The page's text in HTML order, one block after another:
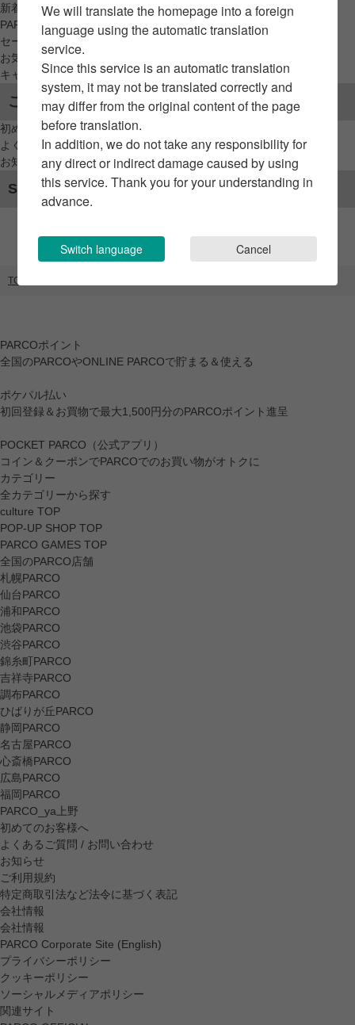
新着アイテムから探す
PARCO限定アイテムから探す
セールアイテムから探す
お気に入りから探す
キャンペーン/クーポン対象から探す
ご利用案内
初めてのお客様へ
よくあるご質問 / お問い合わせ
お知らせ
SNSアカウント
TOP
PARCOポイント
全国のPARCOやONLINE PARCOで貯まる＆使える
ポケパル払い
初回登録＆お買物で最大1,500円分のPARCOポイント進呈
POCKET PARCO（公式アプリ）
コイン＆クーポンでPARCOでのお買い物がオトクに
カテゴリー
全カテゴリーから探す
culture TOP
POP-UP SHOP TOP
PARCO GAMES TOP
全国のPARCO店舗
札幌PARCO
仙台PARCO
浦和PARCO
池袋PARCO
渋谷PARCO
錦糸町PARCO
吉祥寺PARCO
調布PARCO
ひばりが丘PARCO
静岡PARCO
名古屋PARCO
心斎橋PARCO
広島PARCO
福岡PARCO
PARCO_ya上野
初めてのお客様へ
よくあるご質問 / お問い合わせ
お知らせ
ご利用規約
特定商取引法など法令に基づく表記
会社情報
会社情報
PARCO Corporate Site (English)
プライバシーポリシー
クッキーポリシー
ソーシャルメディアポリシー
関連サイト
We will translate the homepage into a foreign
language using the automatic translation
service.
Since this service is an automatic translation
system, it may not be translated correctly and
may differ from the original content of the page
before translation.
In addition, we do not take any responsibility for
any direct or indirect damage caused by using
this service. Thank you for your understanding in
advance.
Switch language Cancel